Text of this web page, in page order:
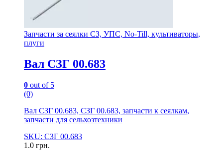
Запчасти за сеялки СЗ, УПС, No-Till, культиваторы,
плуги
Вал СЗГ 00.683
0 out of 5
(0)
Вал СЗГ 00.683, СЗГ 00.683, запчасти к сеялкам,
запчасти для сельхозтехники
SKU: СЗГ 00.683
1.0 грн.